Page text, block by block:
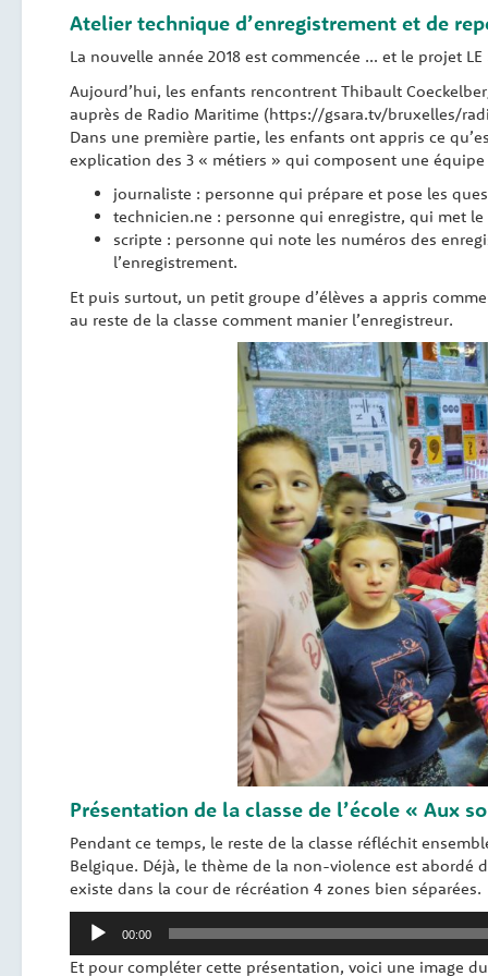
Atelier technique d’enregistrement et de
La nouvelle année 2018 est commencée … et le projet LE
Aujourd’hui, les enfants rencontrent Thibault
auprès de Radio Maritime (https://gsara.tv/bruxelles/
Dans une première partie, les enfants ont appris ce
explication des 3 « métiers » qui composent une
journaliste : personne qui prépare et pose les
technicien.ne : personne qui enregistre, qui met
scripte : personne qui note les numéros des
l’enregistrement.
Et puis surtout, un petit groupe d’élèves a appris
au reste de la classe comment manier l’enregistreur.
Présentation de la classe de l’école « Aux
Pendant ce temps, le reste de la classe réfléchit
Belgique. Déjà, le thème de la non-violence est abordé
existe dans la cour de récréation 4 zones bien séparées.
Lecteur
audio
00:00
Et pour compléter cette présentation, voici une image